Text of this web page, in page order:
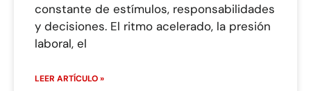
constante de estímulos, responsabilidades
y decisiones. El ritmo acelerado, la presión
laboral, el
LEER ARTÍCULO »